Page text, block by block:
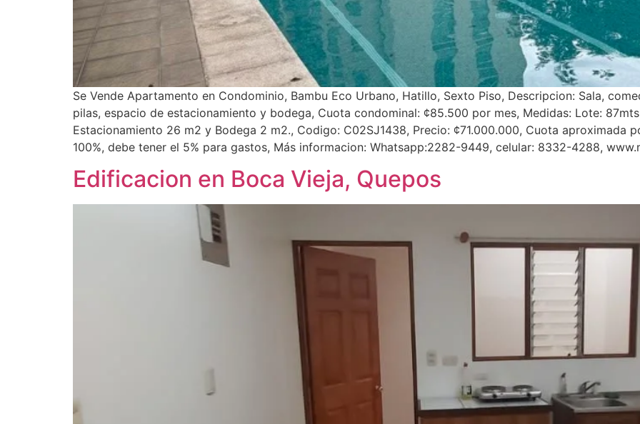
Se Vende Apartamento en Condominio, Bambu Eco Urbano, Hatillo, Sexto Piso, Descripcion: Sala,
pilas, espacio de estacionamiento y bodega, Cuota condominal: ¢85.500 por mes, Medidas: Lote:
Estacionamiento 26 m2 y Bodega 2 m2., Codigo: C02SJ1438, Precio: ¢71.000.000, Cuota aproximada
100%, debe tener el 5% para gastos, Más informacion: Whatsapp:2282-9449, celular: 8332-4288,
Edificacion en Boca Vieja, Quepos